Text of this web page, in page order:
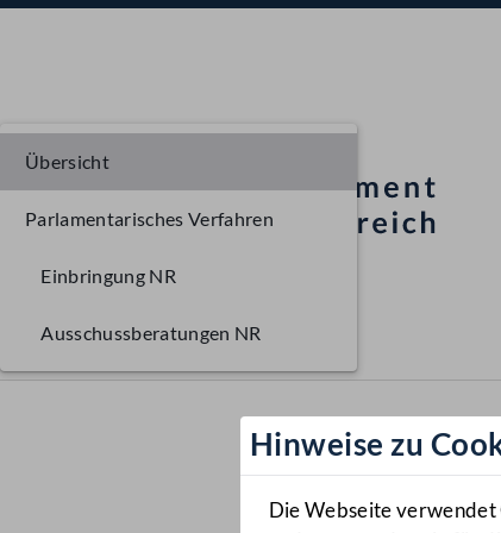
Hinweise zu
Die Webseite
Übersicht
Parlamentarisches Verfahren
Einbringung NR
Ausschussberatungen NR